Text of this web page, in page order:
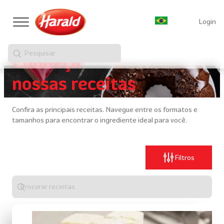
Login
Pesquisar
Conheça
nossas receitas
Confira as principais receitas. Navegue entre os formatos e
tamanhos para encontrar o ingrediente ideal para você.
Filtros
Digite
algo
para
realizar